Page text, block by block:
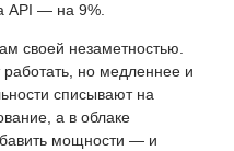
API — на 9%.
своей незаметностью.
но медленнее и
списывают на
а в облаке
мощности — и